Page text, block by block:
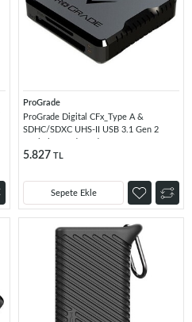
ProGrade
ProGrade Digital CFx_Type A &
SDHC/SDXC UHS-II USB 3.1 Gen 2
5.827 TL
Sepete Ekle